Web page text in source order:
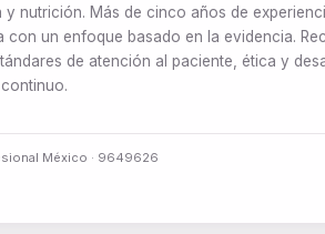
y nutrición. Más de cinco años de
con un enfoque basado en la evidencia.
de atención al paciente, ética y
México · 9649626